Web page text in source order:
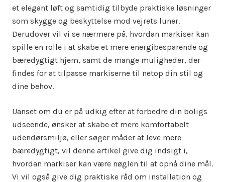
et elegant løft og samtidig tilbyde praktiske løsninger
som skygge og beskyttelse mod vejrets luner.
Derudover vil vi se nærmere på, hvordan markiser kan
spille en rolle i at skabe et mere energibesparende og
bæredygtigt hjem, samt de mange muligheder, der
findes for at tilpasse markiserne til netop din stil og
dine behov.
Uanset om du er på udkig efter at forbedre din boligs
udseende, ønsker at skabe et mere komfortabelt
udendørsmiljø, eller søger måder at leve mere
bæredygtigt, vil denne artikel give dig indsigt i,
hvordan markiser kan være nøglen til at opnå dine mål.
Vi vil også give dig praktiske råd om installation og